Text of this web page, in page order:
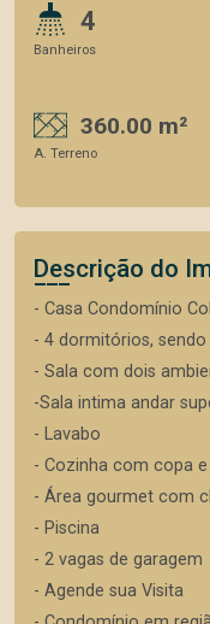
4
Banheiros
360.00 m²
A. Terreno
Descrição do
- Casa Condomínio
- 4 dormitórios, sendo
- Sala com dois
-Sala intima andar
- Lavabo
- Cozinha com copa
- Área gourmet com
- Piscina
- 2 vagas de garagem
- Agende sua Visita